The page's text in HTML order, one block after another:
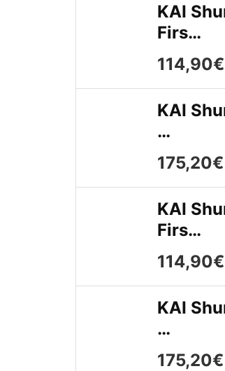
KAI
Firs…
114,90€
KAI
…
175,20€
KAI
Firs…
114,90€
KAI
…
175,20€